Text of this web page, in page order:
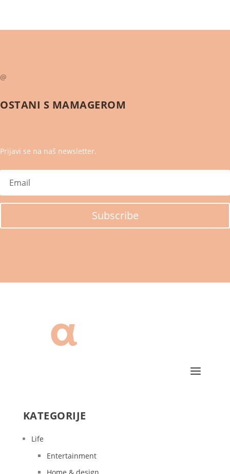
@
OSTANI S MAMAGEROM
Prijavi se na naš newsletter.
Subscribe
KATEGORIJE
Life
Entertainment